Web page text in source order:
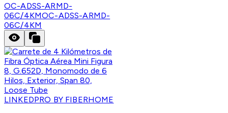
OC-ADSS-ARMD-
06C/4KMOC-ADSS-ARMD-
06C/4KM
LINKEDPRO BY FIBERHOME